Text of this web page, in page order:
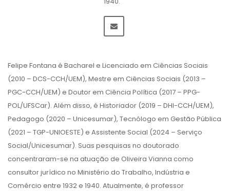
Felipe Fontana é Bacharel e Licenciado em Ciências Sociais
(2010 – DCS-CCH/UEM), Mestre em Ciências Sociais (2013 –
PGC-CCH/UEM) e Doutor em Ciência Política (2017 – PPG-
POL/UFSCar). Além disso, é Historiador (2019 – DHI-CCH/UEM),
Pedagogo (2020 – Unicesumar), Tecnólogo em Gestão Pública
(2021 – TGP-UNIOESTE) e Assistente Social (2024 – Serviço
Social/Unicesumar). Suas pesquisas no doutorado
concentraram-se na atuação de Oliveira Vianna como
consultor jurídico no Ministério do Trabalho, Indústria e
Comércio entre 1932 e 1940. Atualmente, é professor